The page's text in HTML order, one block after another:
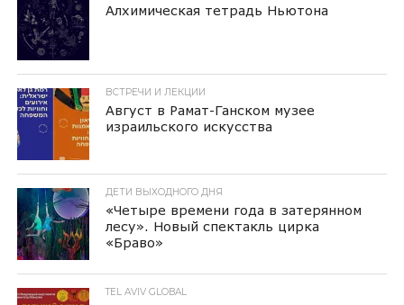
Алхимическая тетрадь Ньютона
ВСТРЕЧИ И ЛЕКЦИИ
Август в Рамат-Ганском музее
израильского искусства
ДЕТИ ВЫХОДНОГО ДНЯ
«Четыре времени года в затерянном
лесу». Новый спектакль цирка
«Браво»
TEL AVIV GLOBAL